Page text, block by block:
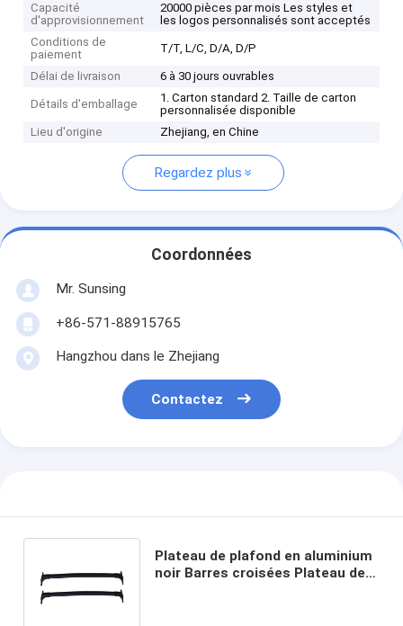
Capacité
d'approvisionnement
20000 pièces par mois Les styles et
les logos personnalisés sont acceptés
Conditions de
paiement
T/T, L/C, D/A, D/P
Délai de livraison 6 à 30 jours ouvrables
Détails d'emballage
1. Carton standard 2. Taille de carton
personnalisée disponible
Lieu d'origine
Zhejiang, en Chine
Regardez plus
Coordonnées
Mr. Sunsing
+86-571-88915765
Hangzhou dans le Zhejiang
Contactez
Plateau de plafond en aluminium
noir Barres croisées Plateau de